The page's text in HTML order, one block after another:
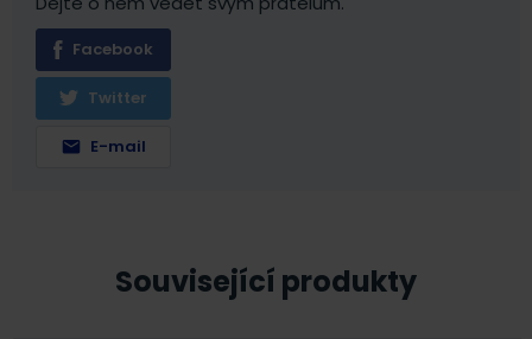
Facebook
Twitter
E-mail
Související produkty